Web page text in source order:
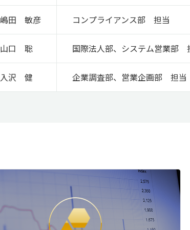
嶋⽥ 敏彦 コンプライアンス部 担当
山口 聡 国際法人部、システム営業部
入沢 健 企業調査部、営業企画部 担当